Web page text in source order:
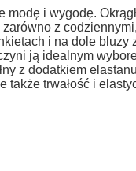
i wygodę.
z
i na dole bluzy
ją idealnym
z dodatkiem
także trwałość i